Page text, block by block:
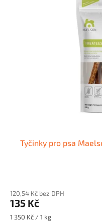
Tyčinky pro psa
120,54 Kč bez DPH
135 Kč
Měrná
1 350 Kč / 1 kg